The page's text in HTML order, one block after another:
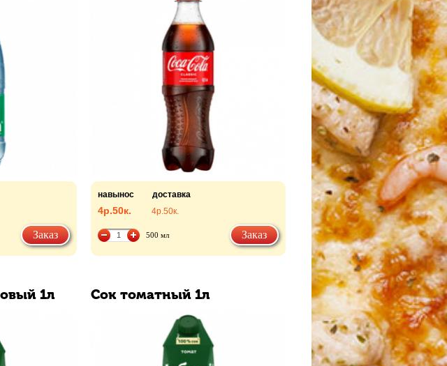
Заказ
навынос доставка
4р.50к. 4р.50к.
500 мл Заказ
1л Сок томатный 1л